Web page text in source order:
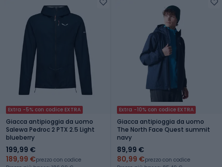
Extra -5% con codice EXTRA
Giacca antipioggia da uomo
Salewa Pedroc 2 PTX 2.5 Light
blueberry
199,99 €
189,99 €prezzo con codice
Extra -10% con codice EXTRA
Giacca antipioggia da uomo
The North Face Quest summit
navy
89,99 €
80,99 €prezzo con codice